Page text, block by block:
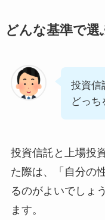
どんな基準で選
投資信
どっち
投資信託と上場投
た際は、「自分の
るのがよいでしょ
ます。